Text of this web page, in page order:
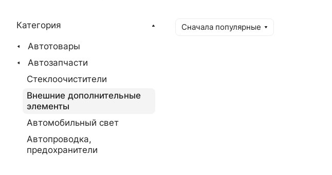
Сначала популярные
Категория
Автотовары
Автозапчасти
Стеклоочистители
Внешние дополнительные
элементы
Автомобильный свет
Автопроводка,
предохранители